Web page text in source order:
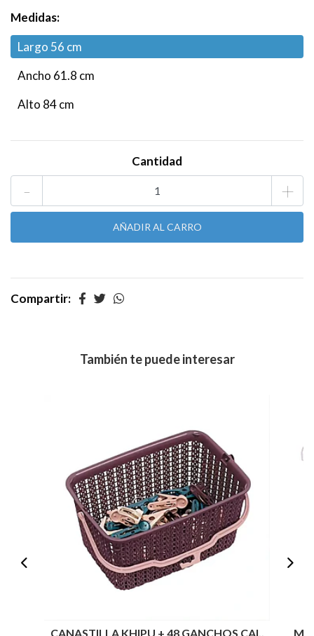
Medidas:
Largo 56 cm
Ancho 61.8 cm
Alto 84 cm
Cantidad
- +
Compartir:
También te puede interesar
CANASTILLA KHIPU + 48 GANCHOS CAI..